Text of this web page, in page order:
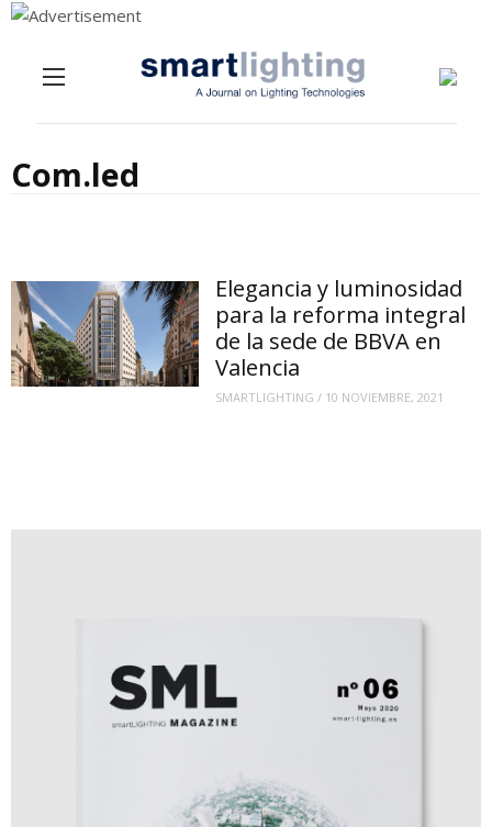
Com.led
Elegancia y luminosidad
para la reforma integral
de la sede de BBVA en
Valencia
SMARTLIGHTING / 10 NOVIEMBRE, 2021